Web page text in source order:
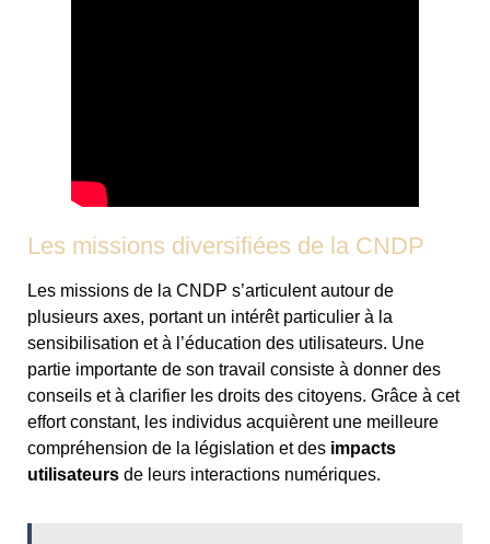
Les missions diversifiées de la CNDP
Les missions de la CNDP s’articulent autour de
plusieurs axes, portant un intérêt particulier à la
sensibilisation et à l’éducation des utilisateurs. Une
partie importante de son travail consiste à donner des
conseils et à clarifier les droits des citoyens. Grâce à cet
effort constant, les individus acquièrent une meilleure
compréhension de la législation et des impacts
utilisateurs de leurs interactions numériques.